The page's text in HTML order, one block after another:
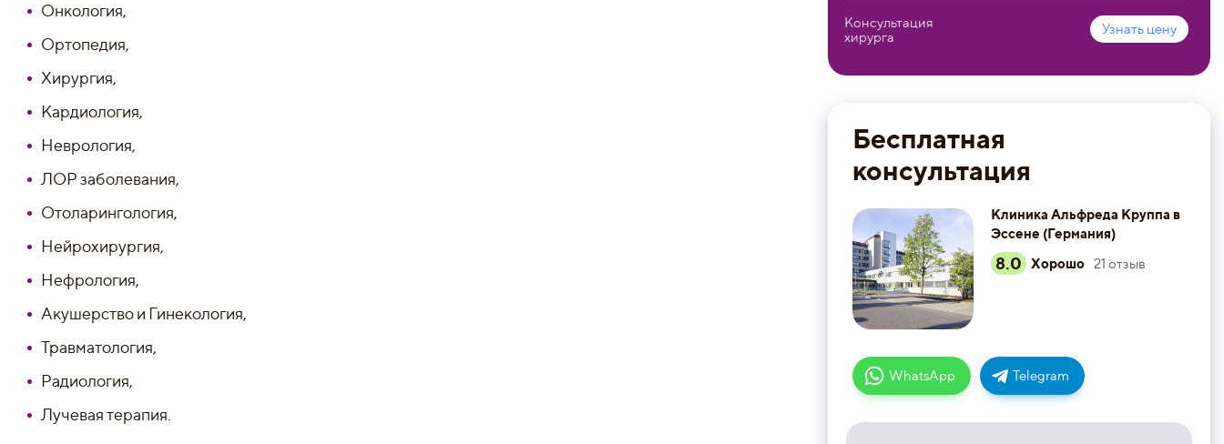
Консультация
хирурга
Узнать цену
Бесплатная
консультация
Клиника Альфреда Круппа в
Эссене (Германия)
8.0 Хорошо 21 отзыв
WhatsApp Telegram
Онкология,
Ортопедия,
Хирургия,
Кардиология,
Неврология,
ЛОР заболевания,
Отоларингология,
Нейрохирургия,
Нефрология,
Акушерство и Гинекология,
Травматология,
Радиология,
Лучевая терапия.